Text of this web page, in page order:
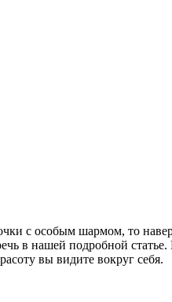
с особым шармом, то
в нашей подробной
вы видите вокруг себя.